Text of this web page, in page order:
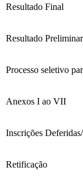
Resultado Final
Resultado Preliminar
Processo seletivo
Anexos I ao VII
Inscrições
Retificação